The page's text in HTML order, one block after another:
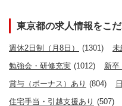
東京都の求人情報をこ
週休2日制（月8日） (1301) 未
勉強会・研修充実 (1012) 新卒
賞与（ボーナス）あり (804)
住宅手当・引越支援あり (507)